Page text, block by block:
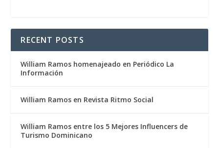
RECENT POSTS
William Ramos homenajeado en Periódico La
Información
William Ramos en Revista Ritmo Social
William Ramos entre los 5 Mejores Influencers de
Turismo Dominicano